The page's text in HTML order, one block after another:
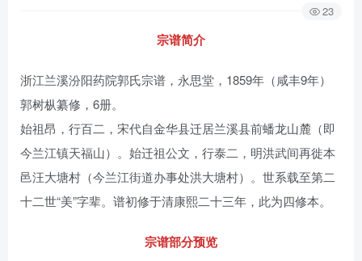
23
宗谱简介
浙江兰溪汾阳药院郭氏宗谱，永思堂，1859年（咸丰9年）
郭树枞纂修，6册。
始祖昂，行百二，宋代自金华县迁居兰溪县前蟠龙山麓（即
今兰江镇天福山）。始迁祖公文，行泰二，明洪武间再徙本
邑汪大塘村（今兰江街道办事处洪大塘村）。世系载至第二
十二世“美”字辈。谱初修于清康熙二十三年，此为四修本。
宗谱部分预览